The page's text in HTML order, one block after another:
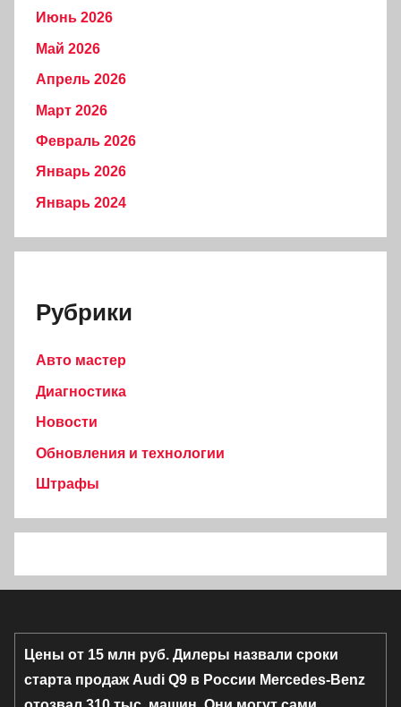
Июнь 2026
Май 2026
Апрель 2026
Март 2026
Февраль 2026
Январь 2026
Январь 2024
Рубрики
Авто мастер
Диагностика
Новости
Обновления и технологии
Штрафы
Цены от 15 млн руб. Дилеры назвали сроки
старта продаж Audi Q9 в России Mercedes-Benz